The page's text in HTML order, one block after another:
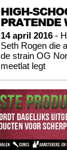
HIGH-
PRATENDE
14 april 2016 -
Seth Rogen die
de strain OG
meetlat legt